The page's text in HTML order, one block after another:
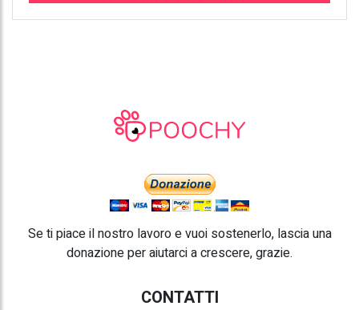
Se ti piace il nostro lavoro e vuoi sostenerlo, lascia una
donazione per aiutarci a crescere, grazie.
CONTATTI